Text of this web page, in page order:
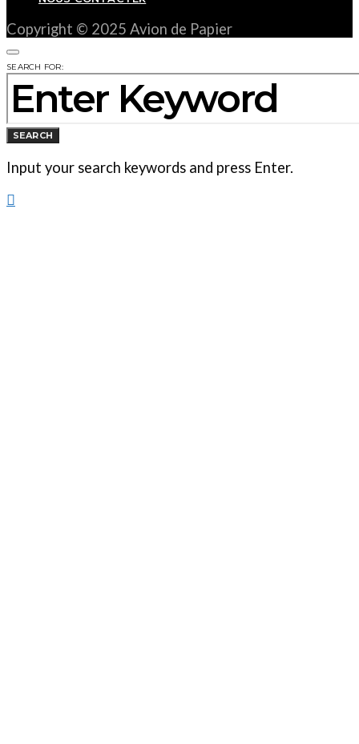
publications
Copyright © 2025 Avion de Papier
SEARCH FOR:
SEARCH
Input your search keywords and press Enter.